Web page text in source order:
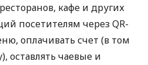
кафе и других
посетителям через QR-
оплачивать счет (в том
оставлять чаевые и